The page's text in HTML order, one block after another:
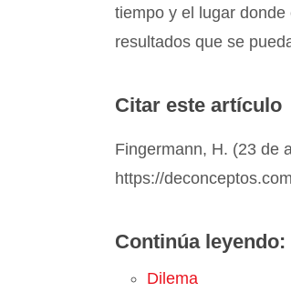
tiempo y el lugar
resultados que se
Citar este artículo
Fingermann, H. (23 de
https://
Continúa leyendo:
Dilema